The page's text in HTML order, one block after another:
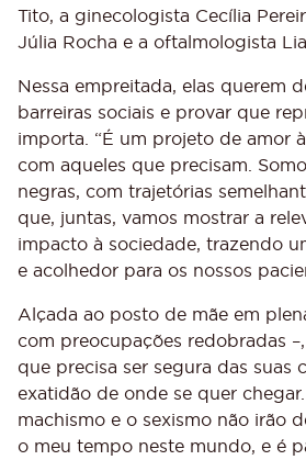
Tito, a ginecologista Cecília
Júlia Rocha e a oftalmologista
Nessa empreitada, elas querem
barreiras sociais e provar que
importa. “É um projeto de amor
com aqueles que precisam.
negras, com trajetórias
que, juntas, vamos mostrar a
impacto à sociedade, trazendo
e acolhedor para os nossos
Alçada ao posto de mãe em
com preocupações redobradas
que precisa ser segura das suas
exatidão de onde se quer
machismo e o sexismo não irão
o meu tempo neste mundo, e é